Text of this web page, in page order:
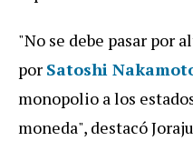
"No se debe pasar por
por Satoshi
monopolio a los
moneda", destacó